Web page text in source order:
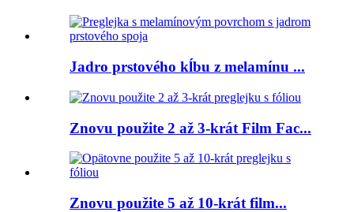
Jadro prstového kĺbu z melamínu ...
Znovu použite 2 až 3-krát Film Fac...
Znovu použite 5 až 10-krát film...